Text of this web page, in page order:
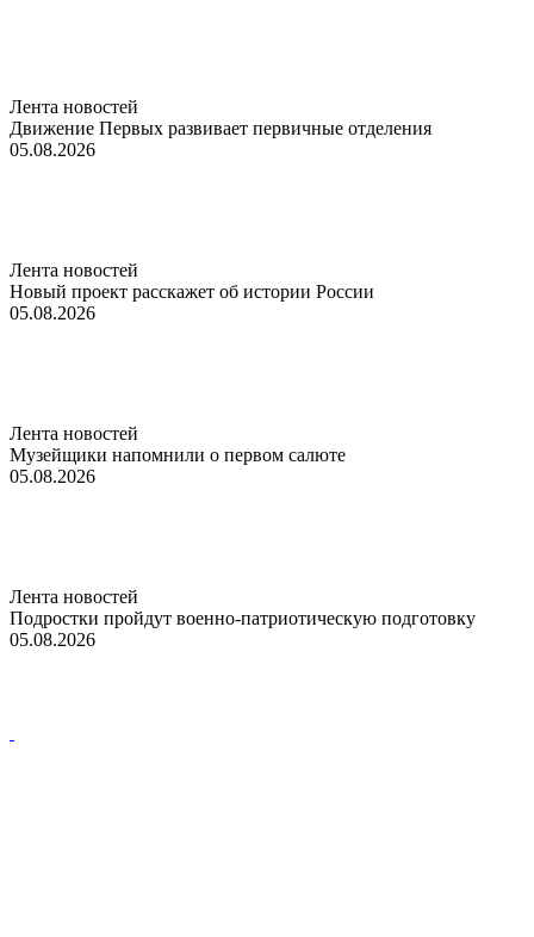
Лента новостей
Движение Первых развивает первичные отделения
05.08.2026
Лента новостей
Новый проект расскажет об истории России
05.08.2026
Лента новостей
Музейщики напомнили о первом салюте
05.08.2026
Лента новостей
Подростки пройдут военно-патриотическую подготовку
05.08.2026